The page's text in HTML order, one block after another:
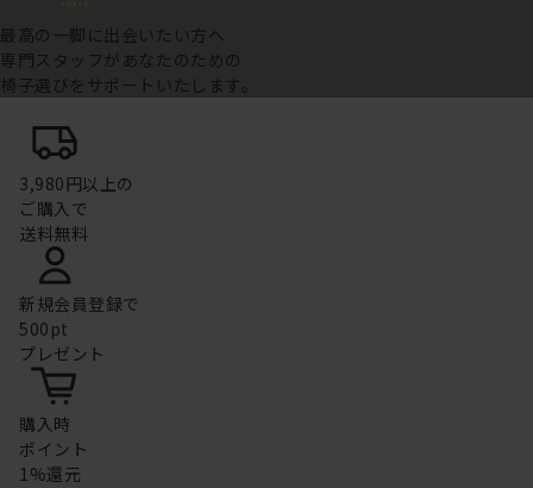
最高の一脚に出会いたい方へ
専門スタッフがあなたのための
椅子選びをサポートいたします。
3,980円以上の
ご購入で
送料無料
新規会員登録で
500pt
プレゼント
購入時
ポイント
1%還元